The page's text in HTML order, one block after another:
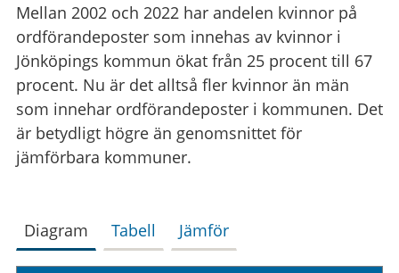
Mellan 2002 och 2022 har andelen kvinnor på
ordförandeposter som innehas av kvinnor i
Jönköpings kommun ökat från 25 procent till 67
procent. Nu är det alltså fler kvinnor än män
som innehar ordförandeposter i kommunen. Det
är betydligt högre än genomsnittet för
jämförbara kommuner.
Diagram Tabell Jämför